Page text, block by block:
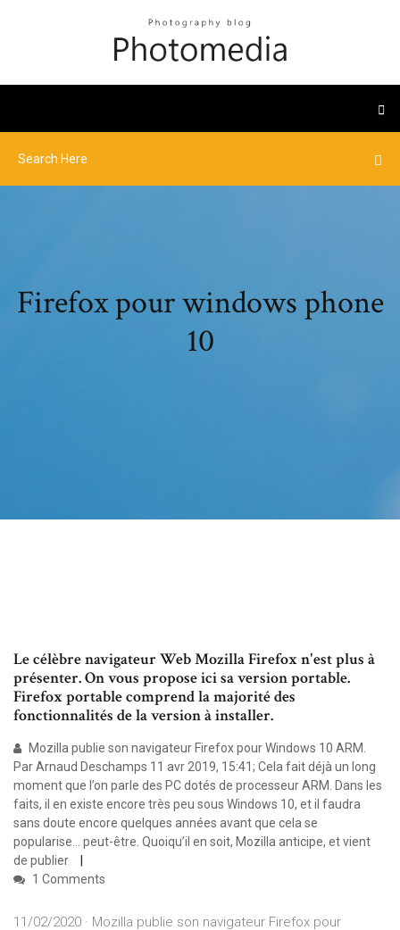
Firefox pour windows phone
10
Le célèbre navigateur Web Mozilla Firefox n'est plus à
présenter. On vous propose ici sa version portable.
Firefox portable comprend la majorité des
fonctionnalités de la version à installer.
Mozilla publie son navigateur Firefox pour Windows 10 ARM.
Par Arnaud Deschamps 11 avr 2019, 15:41; Cela fait déjà un long
moment que l’on parle des PC dotés de processeur ARM. Dans les
faits, il en existe encore très peu sous Windows 10, et il faudra
sans doute encore quelques années avant que cela se
popularise… peut-être. Quoiqu’il en soit, Mozilla anticipe, et vient
de publier
1 Comments
11/02/2020 · Mozilla publie son navigateur Firefox pour